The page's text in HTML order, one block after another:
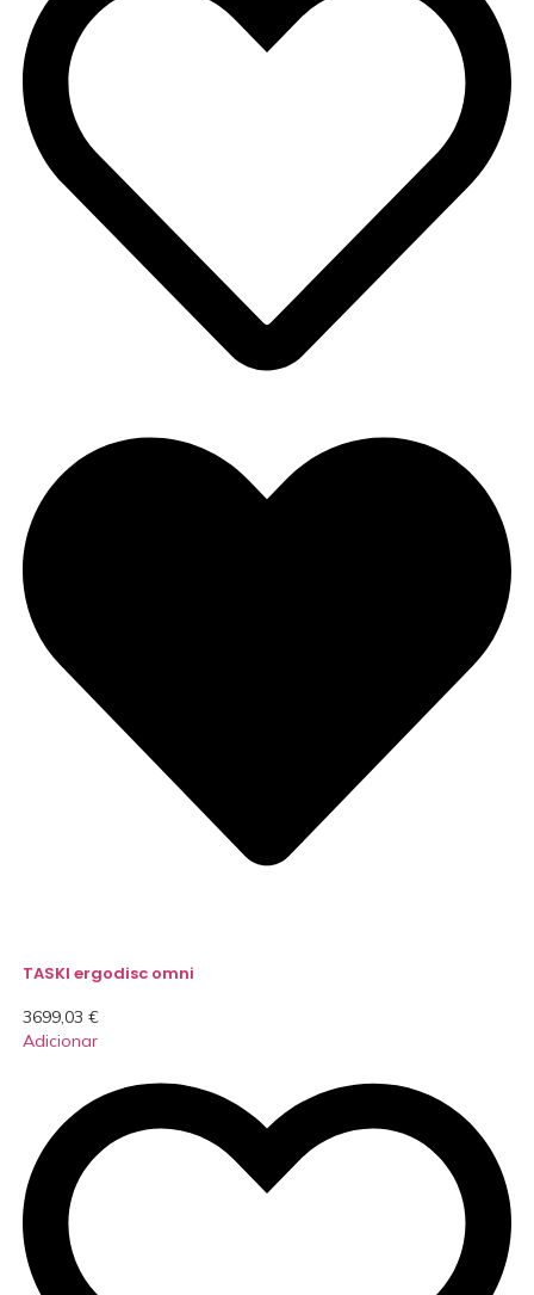
TASKI ergodisc omni
3699,03 €
Adicionar